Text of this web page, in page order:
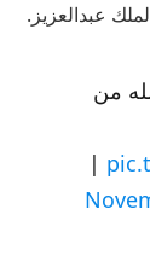
عبدالعزيز.
من
— Antame |